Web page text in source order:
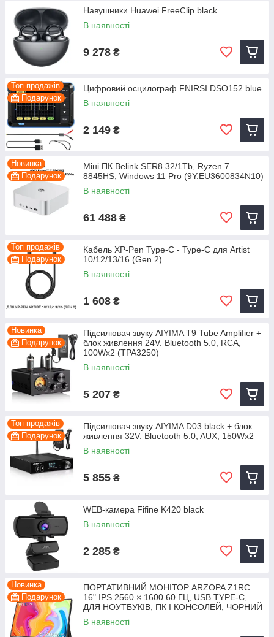
Навушники Huawei FreeClip black
В наявності
9 278 ₴
Топ продажів
Подарунок
Цифровий осцилограф FNIRSI DSO152 blue
В наявності
2 149 ₴
Новинка
Подарунок
Міні ПК Belink SER8 32/1Tb, Ryzen 7
8845HS, Windows 11 Pro (9Y.EU3600834N10)
В наявності
61 488 ₴
Топ продажів
Подарунок
Кабель XP-Pen Type-C - Type-C для Artist
10/12/13/16 (Gen 2)
В наявності
1 608 ₴
Новинка
Подарунок
Підсилювач звуку AIYIMA T9 Tube Amplifier +
блок живлення 24V. Bluetooth 5.0, RCA,
100Wx2 (TPA3250)
В наявності
5 207 ₴
Топ продажів
Подарунок
Підсилювач звуку AIYIMA D03 black + блок
живлення 32V. Bluetooth 5.0, AUX, 150Wx2
В наявності
5 855 ₴
WEB-камера Fifine K420 black
В наявності
2 285 ₴
Новинка
Подарунок
ПОРТАТИВНИЙ МОНІТОР ARZOPA Z1RC
16" IPS 2560 × 1600 60 ГЦ, USB TYPE-C,
ДЛЯ НОУТБУКІВ, ПК І КОНСОЛЕЙ, ЧОРНИЙ
В наявності